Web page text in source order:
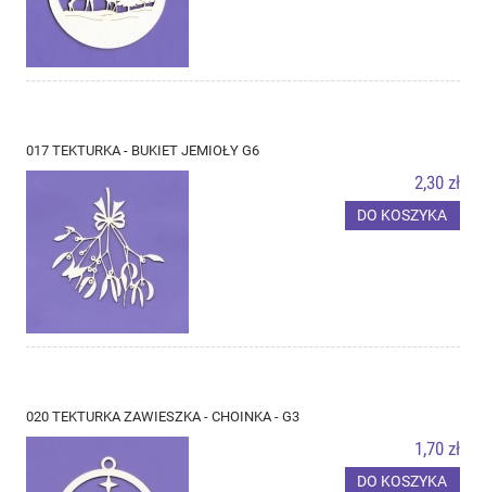
017 TEKTURKA - BUKIET JEMIOŁY G6
2,30 zł
DO KOSZYKA
020 TEKTURKA ZAWIESZKA - CHOINKA - G3
1,70 zł
DO KOSZYKA